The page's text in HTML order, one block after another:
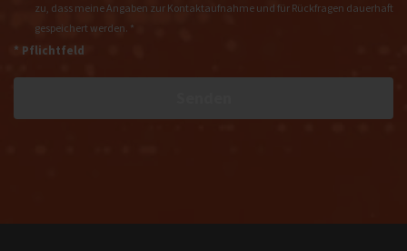
zu, dass meine Angaben zur Kontaktaufnahme und für Rückfragen dauerhaft
gespeichert werden. *
* Pflichtfeld